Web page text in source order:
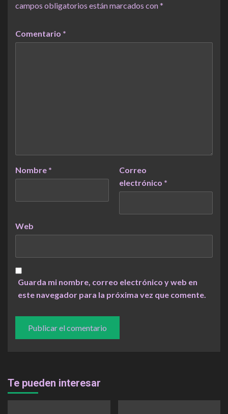
campos obligatorios están marcados con*
Comentario *
Nombre *
Correo
electrónico *
Web
Guarda mi nombre, correo electrónico y web en
este navegador para la próxima vez que comente.
Te pueden interesar